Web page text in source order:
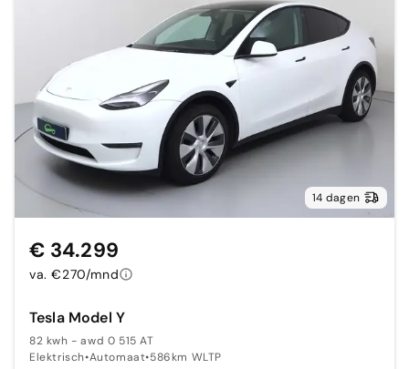
14 dagen
Tesla Model Y
82 kwh - awd 0 515 AT
Elektrisch•Automaat•586km WLTP
€ 34.299
va. €270/mnd